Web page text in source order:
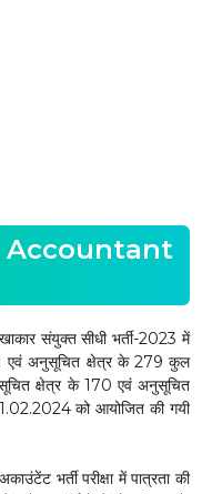
संयुक्त सीधी भर्ती-2023 में
एवं अनुसूचित क्षेत्र के 279 कुल
क्षेत्र के 170 एवं अनुसूचित
को आयोजित की गयी
भर्ती परीक्षा में पात्रता की